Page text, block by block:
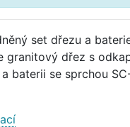
set dřezu a
granitový dřez s
baterii se sprchou